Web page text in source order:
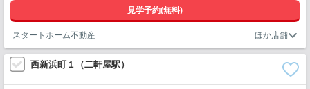
見学予約(無料)
スタートホーム不動産
西新浜町１（二軒屋駅）